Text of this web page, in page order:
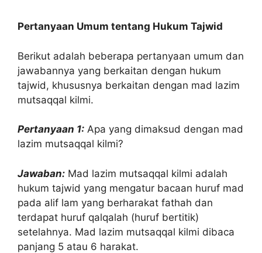
Pertanyaan Umum tentang Hukum Tajwid
Berikut adalah beberapa pertanyaan umum dan
jawabannya yang berkaitan dengan hukum
tajwid, khususnya berkaitan dengan mad lazim
mutsaqqal kilmi.
Pertanyaan 1: Apa yang dimaksud dengan mad
lazim mutsaqqal kilmi?
Jawaban: Mad lazim mutsaqqal kilmi adalah
hukum tajwid yang mengatur bacaan huruf mad
pada alif lam yang berharakat fathah dan
terdapat huruf qalqalah (huruf bertitik)
setelahnya. Mad lazim mutsaqqal kilmi dibaca
panjang 5 atau 6 harakat.